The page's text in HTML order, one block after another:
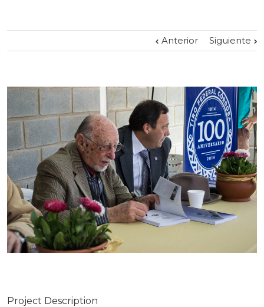
Anterior Siguiente
Project Description